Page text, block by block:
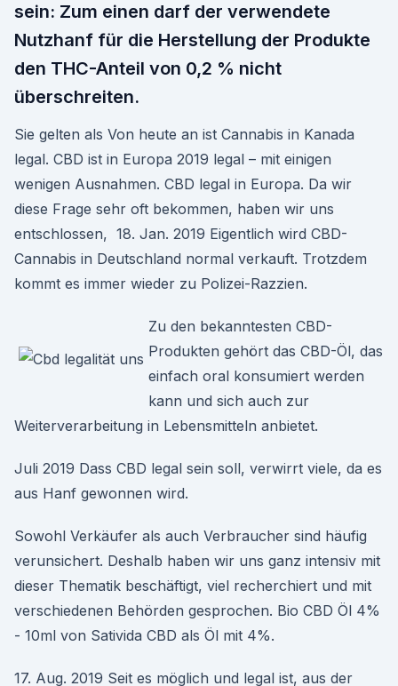
sein: Zum einen darf der verwendete
Nutzhanf für die Herstellung der Produkte
den THC-Anteil von 0,2 % nicht
überschreiten.
Sie gelten als Von heute an ist Cannabis in Kanada
legal. CBD ist in Europa 2019 legal – mit einigen
wenigen Ausnahmen. CBD legal in Europa. Da wir
diese Frage sehr oft bekommen, haben wir uns
entschlossen, 18. Jan. 2019 Eigentlich wird CBD-
Cannabis in Deutschland normal verkauft. Trotzdem
kommt es immer wieder zu Polizei-Razzien.
Zu den bekanntesten CBD-
Produkten gehört das CBD-Öl, das
einfach oral konsumiert werden
kann und sich auch zur
Weiterverarbeitung in Lebensmitteln anbietet.
Juli 2019 Dass CBD legal sein soll, verwirrt viele, da es
aus Hanf gewonnen wird.
Sowohl Verkäufer als auch Verbraucher sind häufig
verunsichert. Deshalb haben wir uns ganz intensiv mit
dieser Thematik beschäftigt, viel recherchiert und mit
verschiedenen Behörden gesprochen. Bio CBD Öl 4%
- 10ml von Sativida CBD als Öl mit 4%.
17. Aug. 2019 Seit es möglich und legal ist, aus der